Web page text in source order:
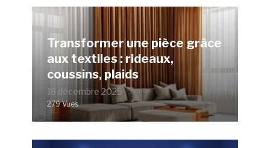
Transformer une pièce grâce
aux textiles : rideaux,
coussins, plaids
18 décembre 2025
279 Vues